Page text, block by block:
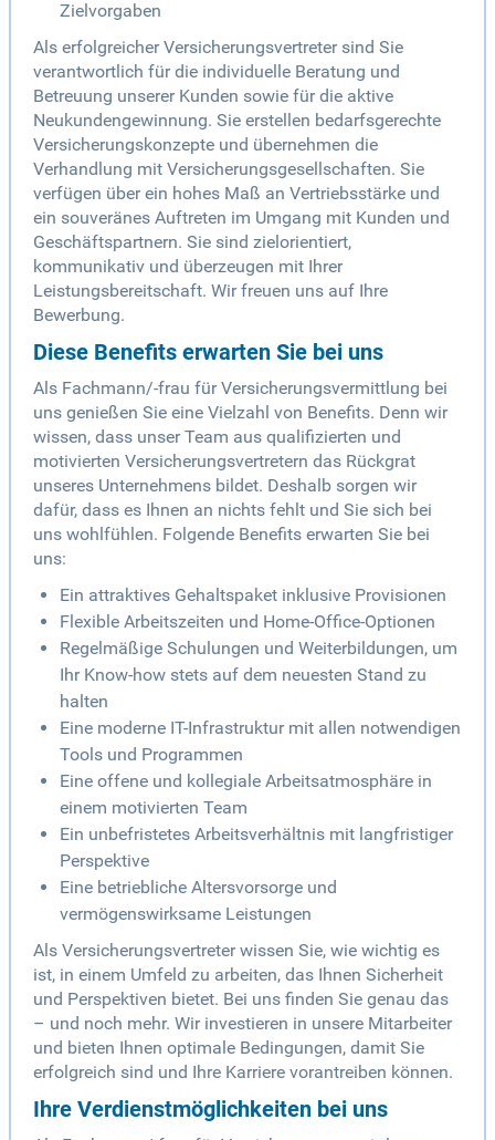
Zielvorgaben
Als erfolgreicher Versicherungsvertreter sind Sie
verantwortlich für die individuelle Beratung und
Betreuung unserer Kunden sowie für die aktive
Neukundengewinnung. Sie erstellen bedarfsgerechte
Versicherungskonzepte und übernehmen die
Verhandlung mit Versicherungsgesellschaften. Sie
verfügen über ein hohes Maß an Vertriebsstärke und
ein souveränes Auftreten im Umgang mit Kunden und
Geschäftspartnern. Sie sind zielorientiert,
kommunikativ und überzeugen mit Ihrer
Leistungsbereitschaft. Wir freuen uns auf Ihre
Bewerbung.
Diese Benefits erwarten Sie bei uns
Als Fachmann/-frau für Versicherungsvermittlung bei
uns genießen Sie eine Vielzahl von Benefits. Denn wir
wissen, dass unser Team aus qualifizierten und
motivierten Versicherungsvertretern das Rückgrat
unseres Unternehmens bildet. Deshalb sorgen wir
dafür, dass es Ihnen an nichts fehlt und Sie sich bei
uns wohlfühlen. Folgende Benefits erwarten Sie bei
uns:
Ein attraktives Gehaltspaket inklusive Provisionen
Flexible Arbeitszeiten und Home-Office-Optionen
Regelmäßige Schulungen und Weiterbildungen, um
Ihr Know-how stets auf dem neuesten Stand zu
halten
Eine moderne IT-Infrastruktur mit allen notwendigen
Tools und Programmen
Eine offene und kollegiale Arbeitsatmosphäre in
einem motivierten Team
Ein unbefristetes Arbeitsverhältnis mit langfristiger
Perspektive
Eine betriebliche Altersvorsorge und
vermögenswirksame Leistungen
Als Versicherungsvertreter wissen Sie, wie wichtig es
ist, in einem Umfeld zu arbeiten, das Ihnen Sicherheit
und Perspektiven bietet. Bei uns finden Sie genau das
– und noch mehr. Wir investieren in unsere Mitarbeiter
und bieten Ihnen optimale Bedingungen, damit Sie
erfolgreich sind und Ihre Karriere vorantreiben können.
Ihre Verdienstmöglichkeiten bei uns